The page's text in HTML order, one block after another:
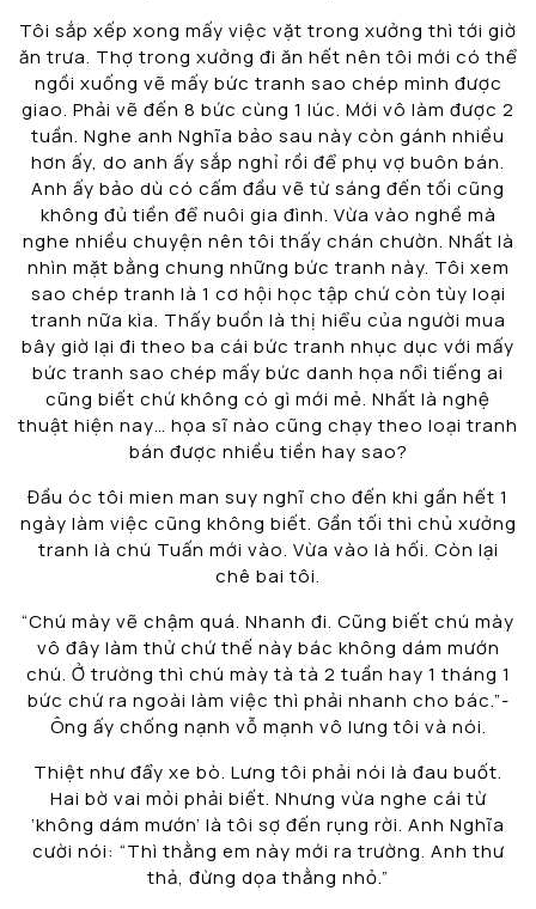
Tôi sắp xếp xong mấy việc vặt trong xưởng thì tới giờ
ăn trưa. Thợ trong xưởng đi ăn hết nên tôi mới có thể
ngồi xuống vẽ mấy bức tranh sao chép mình được
giao. Phải vẽ đến 8 bức cùng 1 lúc. Mới vô làm được 2
tuần. Nghe anh Nghĩa bảo sau này còn gánh nhiều
hơn ấy, do anh ấy sắp nghỉ rồi để phụ vợ buôn bán.
Anh ấy bảo dù có cấm đầu vẽ từ sáng đến tối cũng
không đủ tiền để nuôi gia đình. Vừa vào nghề mà
nghe nhiều chuyện nên tôi thấy chán chườn. Nhất là
nhìn mặt bằng chung những bức tranh này. Tôi xem
sao chép tranh là 1 cơ hội học tập chứ còn tùy loại
tranh nữa kìa. Thấy buồn là thị hiểu của người mua
bây giờ lại đi theo ba cái bức tranh nhục dục với mấy
bức tranh sao chép mấy bức danh họa nổi tiếng ai
cũng biết chứ không có gì mới mẻ. Nhất là nghệ
thuật hiện nay… họa sĩ nào cũng chạy theo loại tranh
bán được nhiều tiền hay sao?
Đầu óc tôi mien man suy nghĩ cho đến khi gần hết 1
ngày làm việc cũng không biết. Gần tối thì chủ xưởng
tranh là chú Tuấn mới vào. Vừa vào là hối. Còn lại
chê bai tôi.
“Chú mày vẽ chậm quá. Nhanh đi. Cũng biết chú mày
vô đây làm thử chứ thế này bác không dám mướn
chú. Ở trường thì chú mày tà tà 2 tuần hay 1 tháng 1
bức chứ ra ngoài làm việc thì phải nhanh cho bác.”-
Ông ấy chống nạnh vỗ mạnh vô lưng tôi và nói.
Thiệt như đẩy xe bò. Lưng tôi phải nói là đau buốt.
Hai bờ vai mỏi phải biết. Nhưng vừa nghe cái từ
‘không dám mướn’ là tôi sợ đến rụng rời. Anh Nghĩa
cười nói: “Thì thằng em này mới ra trường. Anh thư
thả, đừng dọa thằng nhỏ.”